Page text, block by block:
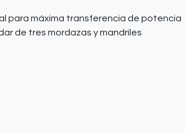
para máxima transferencia de potencia
de tres mordazas y mandriles